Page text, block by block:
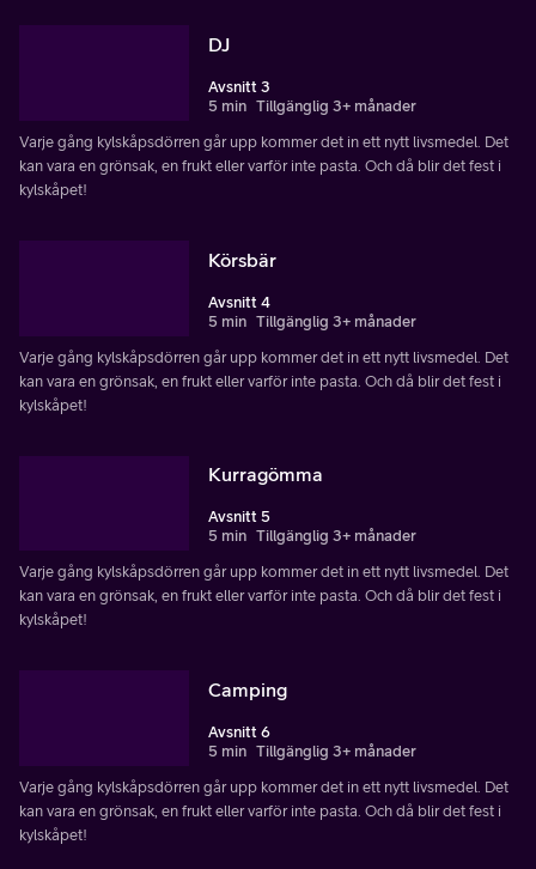
DJ
Avsnitt 3
5 min Tillgänglig 3+ månader
Varje gång kylskåpsdörren går upp kommer det in ett nytt livsmedel. Det
kan vara en grönsak, en frukt eller varför inte pasta. Och då blir det fest i
kylskåpet!
Körsbär
Avsnitt 4
5 min Tillgänglig 3+ månader
Varje gång kylskåpsdörren går upp kommer det in ett nytt livsmedel. Det
kan vara en grönsak, en frukt eller varför inte pasta. Och då blir det fest i
kylskåpet!
Kurragömma
Avsnitt 5
5 min Tillgänglig 3+ månader
Varje gång kylskåpsdörren går upp kommer det in ett nytt livsmedel. Det
kan vara en grönsak, en frukt eller varför inte pasta. Och då blir det fest i
kylskåpet!
Camping
Avsnitt 6
5 min Tillgänglig 3+ månader
Varje gång kylskåpsdörren går upp kommer det in ett nytt livsmedel. Det
kan vara en grönsak, en frukt eller varför inte pasta. Och då blir det fest i
kylskåpet!